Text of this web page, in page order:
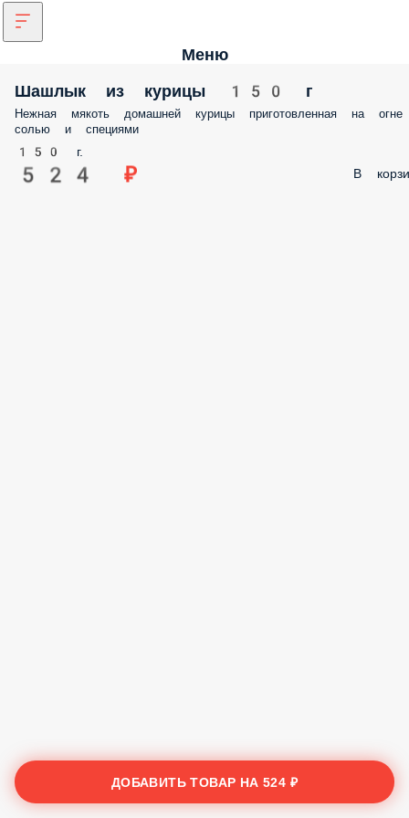
Меню
Шашлык из курицы 150 г
Нежная мякоть домашней курицы приготовленная на
солью и специями
150 г.
524 ₽ В
ДОБАВИТЬ ТОВАР НА524 ₽